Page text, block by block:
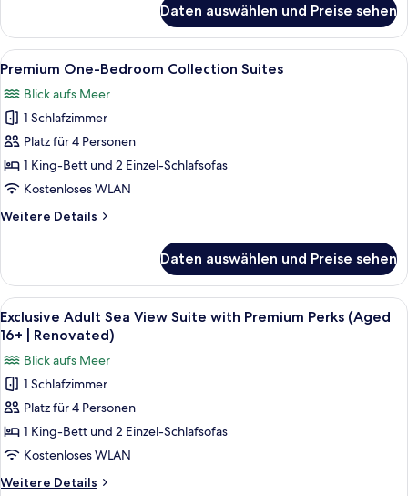
anzeigen
Adult
Sea
View
(Aged
16+
Renovated)
Daten auswählen und Preise sehen
Alle
Fotos
für
Premium
One-
Bedroom
Collection
anzeigen
Ein Schlafzimmer mit Bett,
5
Premium One-Bedroom Collection Suites
Blick aufs Meer
1 Schlafzimmer
Platz für 4 Personen
1 King-Bett und 2 Einzel-Schlafsofas
Kostenloses WLAN
Weitere Details
Weitere
One-
Bedroom
Collection
Suites
Daten auswählen und Preise sehen
Alle
Fotos
Exclusive
Adult
Sea
View
Suite
with
Exclusive Adult Sea View Suite with
10
Exclusive Adult Sea View Suite with Premium Perks (Aged
16+ | Renovated)
Blick aufs Meer
1 Schlafzimmer
Platz für 4 Personen
1 King-Bett und 2 Einzel-Schlafsofas
Kostenloses WLAN
Weitere Details
Weitere